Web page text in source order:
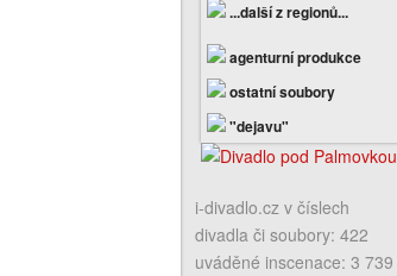
...další z regionů...
agenturní produkce
ostatní soubory
"dejavu"
i-divadlo.cz v číslech
divadla či soubory: 422
uváděné inscenace: 3 739